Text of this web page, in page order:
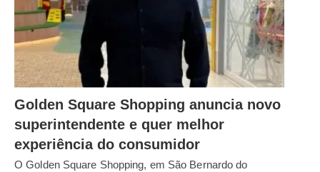
Golden Square Shopping anuncia novo
superintendente e quer melhor
experiência do consumidor
O Golden Square Shopping, em São Bernardo do